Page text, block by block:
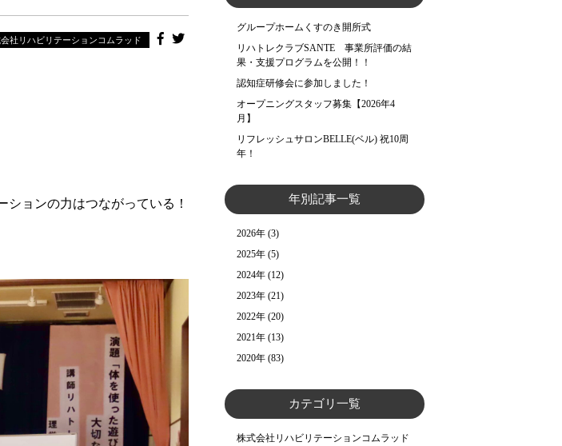
社リハビリテーションコムラッド
ションの力はつながっている！
グループホームくすのき開所式
リハトレクラブSANTE 事業所評価の結
果・支援プログラムを公開！！
認知症研修会に参加しました！
オープニングスタッフ募集【2026年4
月】
リフレッシュサロンBELLE(ベル) 祝10周
年！
年別記事一覧
2026年 (3)
2025年 (5)
2024年 (12)
2023年 (21)
2022年 (20)
2021年 (13)
2020年 (83)
カテゴリ一覧
株式会社リハビリテーションコムラッド